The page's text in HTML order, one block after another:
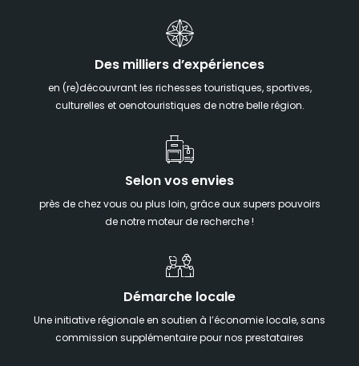
Des milliers d’expériences
en (re)découvrant les richesses touristiques, sportives,
culturelles et oenotouristiques de notre belle région.
Selon vos envies
près de chez vous ou plus loin, grâce aux supers pouvoirs
de notre moteur de recherche !
Démarche locale
Une initiative régionale en soutien à l’économie locale, sans
commission supplémentaire pour nos prestataires